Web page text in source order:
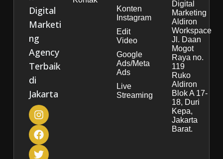
Digital
Marketi
ng
Agency
Terbaik
di
Jakarta
Konten
Instagram
Edit
Video
Google
Ads/Meta
Ads
Live
Streaming
Digital
Marketing
Aldiron
Workspace
Jl. Daan
Mogot
Raya no.
119
Ruko
Aldiron
Blok A 17-
18, Duri
Kepa,
Jakarta
Barat.